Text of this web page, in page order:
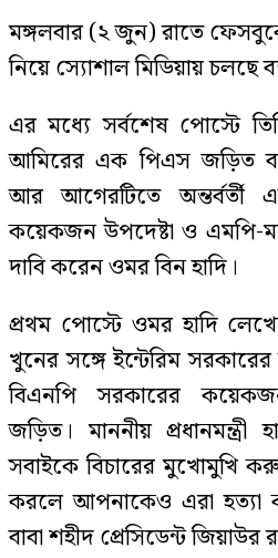
মঙ্গলবার (২ জুন) রাতে
নিয়ে স্যোশাল মিডিয়ায়
এর মধ্যে সর্বশেষ পোস্টে
আমিরের এক পিএস জড়িত
আর আগেরটিতে অন্তর্বর্তী
কয়েকজন উপদেষ্টা ও এমপি-
দাবি করেন ওমর বিন হাদি।
প্রথম পোস্টে ওমর হাদি
খুনের সঙ্গে ইন্টেরিম
বিএনপি সরকারের
জড়িত। মাননীয় প্রধানমন্ত্রী
সবাইকে বিচারের মুখোমুখি
করলে আপনাকেও এরা হত্যা
বাবা শহীদ প্রেসিডেন্ট